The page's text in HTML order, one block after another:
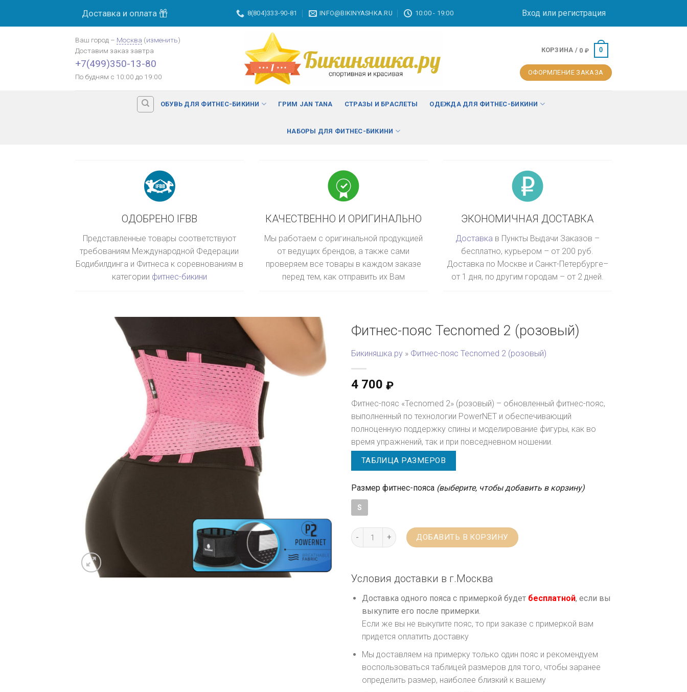
Доставка и оплата 8(804)333-90-81 INFO@BIKINYASHKA.RU 10:00 - 19:00 Вход или регистрация
Ваш город – Москва (изменить)
Доставим заказ завтра
+7(499)350-13-80
По будням с 10:00 до 19:00
КОРЗИНА / 0 ₽ 0
ОФОРМЛЕНИЕ ЗАКАЗА
ОБУВЬ ДЛЯ ФИТНЕС-БИКИНИ ГРИМ JAN TANA СТРАЗЫ И БРАСЛЕТЫ ОДЕЖДА ДЛЯ ФИТНЕС-БИКИНИ
НАБОРЫ ДЛЯ ФИТНЕС-БИКИНИ
ОДОБРЕНО IFBB
Представленные товары соответствуют
требованиям Международной Федерации
Бодибилдинга и Фитнеса к соревнованиям в
категории фитнес-бикини
КАЧЕСТВЕННО И ОРИГИНАЛЬНО
Мы работаем с оригинальной продукцией
от ведущих брендов, а также сами
проверяем все товары в каждом заказе
перед тем, как отправить их Вам
ЭКОНОМИЧНАЯ ДОСТАВКА
Доставка в Пункты Выдачи Заказов –
бесплатно, курьером – от 200 руб.
Доставка по Москве и Санкт-Петербурге–
от 1 дня, по другим городам – от 2 дней.
Фитнес-пояс Tecnomed 2 (розовый)
Бикиняшка.ру » Фитнес-пояс Tecnomed 2 (розовый)
4 700 ₽
Фитнес-пояс «Tecnomed 2» (розовый) – обновленный фитнес-пояс,
выполненный по технологии PowerNET и обеспечивающий
полноценную поддержку спины и моделирование фигуры, как во
время упражнений, так и при повседневном ношении.
ТАБЛИЦА РАЗМЕРОВ
Размер фитнес-пояса (выберите, чтобы добавить в корзину)
S
ДОБАВИТЬ В КОРЗИНУ
МОСКВА изменить
Оплата картой банка
Условия доставки в г.Москва
Доставка одного пояса с примеркой будетбесплатной, если вы
выкупите его после примерки.
Если же вы не выкупите пояс, то при заказе с примеркой вам
придется оплатить доставку
Мы доставляем на примерку только один пояс и рекомендуем
воспользоваться таблицей размеров для того, чтобы заранее
определить размер, наиболее близкий к вашему